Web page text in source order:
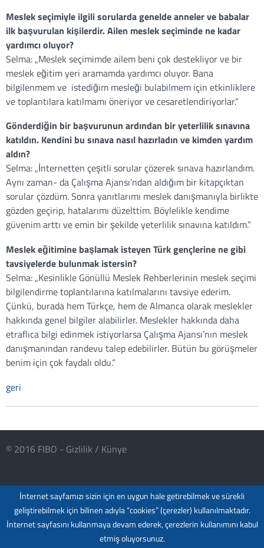
Meslek seçimiyle ilgili sorularda genelde anneler ve babalar
ilk başvurulan kişilerdir. Ailen meslek seçiminde ne kadar
yardımcı oluyor?
Selma: „Meslek seçimimde ailem beni çok destekliyor ve bir
meslek eğitim yeri aramamda yardımcı oluyor. Bana
bilgilenmem ve istediğim mesleği bulabilmem için etkinliklere
ve toplantılara katılmamı öneriyor ve cesaretlendiriyorlar.”
Gönderdiğin bir başvurunun ardından bir yeterlilik sınavına
katıldın. Kendini bu sınava nasıl hazırladın ve kimden yardım
aldın?
Selma:„İnternetten çeşitli sorular çözerek sınava hazırlandım.
Aynı zaman- da Çalışma Ajansı’ndan aldığım bir kitapçıktan
sorular çözdüm. Sonra yanıtlarımı meslek danışmanıyla birlikte
gözden geçirip, hatalarımı düzelttim. Böylelikle kendime
güvenim arttı ve emin bir şekilde yeterlilik sınavına katıldım.”
Meslek eğitimine başlamak isteyen Türk gençlerine ne gibi
tavsiyelerde bulunmak istersin?
Selma:„Kesinlikle Gönüllü Meslek Rehberlerinin meslek seçimi
bilgilendirme toplantılarına katılmalarını tavsiye ederim.
Çünkü, burada hem Türkçe, hem de Almanca olarak meslekler
hakkında genel bilgiler alabilirler. Meslekler hakkında daha
etraflıca bilgi edinmek istiyorlarsa Çalışma Ajansı’nın meslek
danışmanından randevu talep edebilirler. Bütün bu görüşmeler
benim için çok faydalı oldu.“
geri
© 2016 FIBO - Gizlilik / Künye
İnternet sayfamızı sizin için en uygun hale getirebilmek ve sürekli
geliştirebilmek için bilinen adıyla “cookies” (çerezler) kullanılmaktadır.
İnternet sayfasını kullanmaya devam ederek, çerezlerin kullanımını kabul
etmiş oluyorsunuz.